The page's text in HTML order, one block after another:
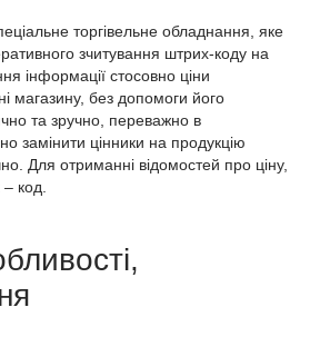
торгівельне обладнання, яке
зчитування штрих-коду на
інформації стосовно ціни
магазину, без допомоги його
та зручно, переважно в
замінити цінники на продукцію
Для отриманні відомостей про ціну,
код.